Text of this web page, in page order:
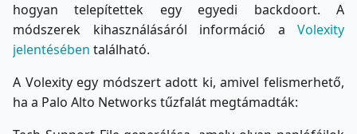
hogyan telepítettek egy egyedi backdoort. A
módszerek kihasználásáról információ a Volexity
jelentésében található.
A Volexity egy módszert adott ki, amivel felismerhető,
ha a Palo Alto Networks tűzfalát megtámadták: